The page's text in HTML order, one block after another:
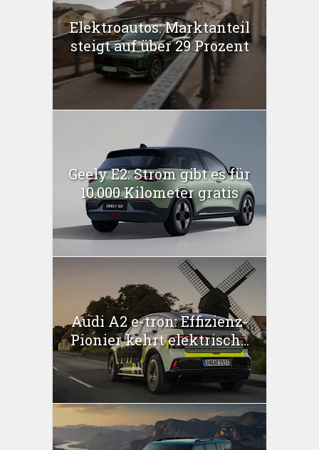
Elektroautos: Marktanteil
steigt auf über 29 Prozent
Geely E2: Strom gibt es für
10.000 Kilometer gratis
Audi A2 e-tron: Effizienz-
Pionier kehrt elektrisch...